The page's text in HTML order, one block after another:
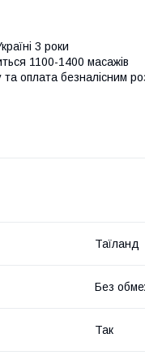
3 роки
1100-1400 масажів
оплата безналісним
Таїланд
Без
Так